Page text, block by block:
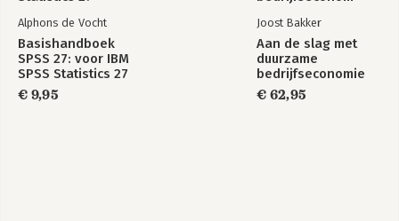
Alphons de Vocht
Basishandboek
SPSS 27: voor IBM
SPSS Statistics 27
€ 9,95
Joost Bakker
Aan de slag met
duurzame
bedrijfseconomie
€ 62,95